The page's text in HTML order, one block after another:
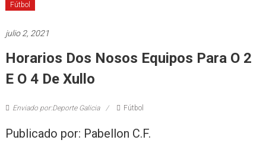
Fútbol
julio 2, 2021
Horarios Dos Nosos Equipos Para O 2
E O 4 De Xullo
Enviado por:Deporte Galicia Fútbol
Publicado por: Pabellon C.F.